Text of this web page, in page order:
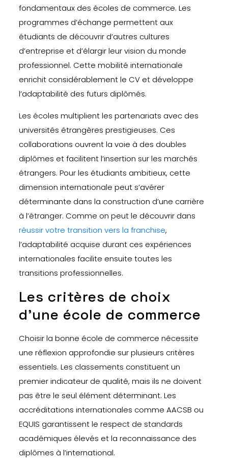
fondamentaux des écoles de commerce. Les
programmes d’échange permettent aux
étudiants de découvrir d’autres cultures
d’entreprise et d’élargir leur vision du monde
professionnel. Cette mobilité internationale
enrichit considérablement le CV et développe
l’adaptabilité des futurs diplômés.
Les écoles multiplient les partenariats avec des
universités étrangères prestigieuses. Ces
collaborations ouvrent la voie à des doubles
diplômes et facilitent l’insertion sur les marchés
étrangers. Pour les étudiants ambitieux, cette
dimension internationale peut s’avérer
déterminante dans la construction d’une carrière
à l’étranger. Comme on peut le découvrir dans
réussir votre transition vers la franchise,
l’adaptabilité acquise durant ces expériences
internationales facilite ensuite toutes les
transitions professionnelles.
Les critères de choix
d’une école de commerce
Choisir la bonne école de commerce nécessite
une réflexion approfondie sur plusieurs critères
essentiels. Les classements constituent un
premier indicateur de qualité, mais ils ne doivent
pas être le seul élément déterminant. Les
accréditations internationales comme AACSB ou
EQUIS garantissent le respect de standards
académiques élevés et la reconnaissance des
diplômes à l’international.